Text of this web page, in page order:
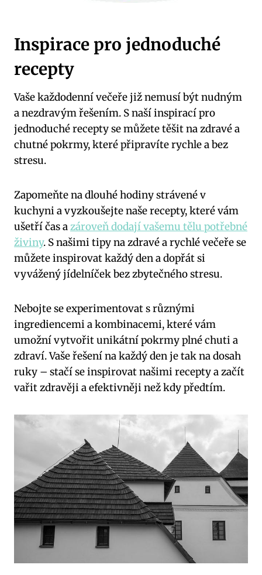
Inspirace⁤ pro jednoduché
recepty
Vaše každodenní večeře již nemusí být nudným
a nezdravým řešením.⁣ S naší inspirací pro
jednoduché recepty⁤ se můžete ‌těšit‌ na ⁢zdravé a
⁣chutné pokrmy, které připravíte⁤ rychle​ a bez
stresu.
Zapomeňte na dlouhé hodiny strávené v
kuchyni a vyzkoušejte naše‌ recepty,⁣ které vám
ušetří‍ čas azároveň dodají vašemu tělu potřebné
živiny. ‌S našimi tipy na zdravé a rychlé večeře se
můžete inspirovat každý den a dopřát si
vyvážený jídelníček bez zbytečného stresu.
Nebojte se experimentovat s různými
ingrediencemi a ⁢kombinacemi, které vám
‍umožní⁣ vytvořit‌ unikátní pokrmy plné chuti a
zdraví. Vaše řešení na každý den‍ je tak⁢ na dosah
ruky – ‍stačí ​se inspirovat našimi recepty a začít‍
vařit zdravěji a efektivněji než kdy předtím.